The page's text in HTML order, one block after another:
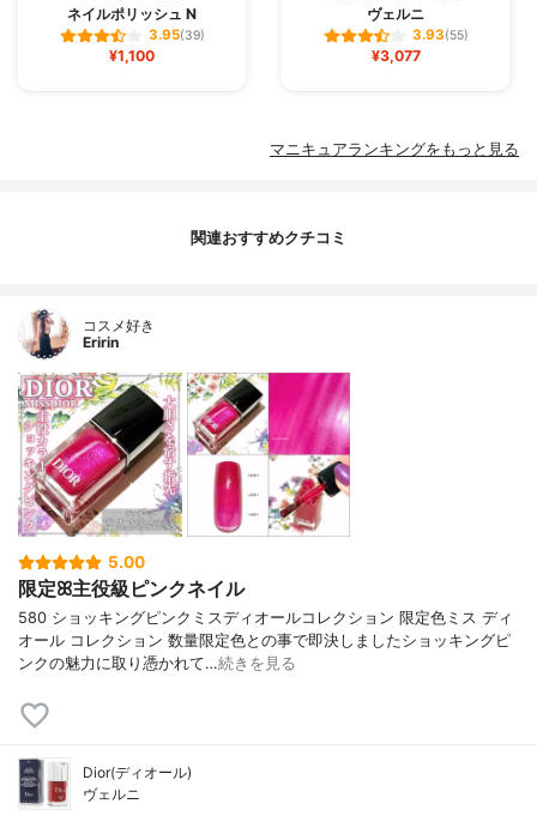
ネイルポリッシュ N
3.95(39)
¥1,100
ヴェルニ
3.93(55)
¥3,077
マニキュアランキングをもっと見る
関連おすすめクチコミ
コスメ好き
Eririn
5.00
限定ꕤ主役級ピンクネイル
580 ショッキングピンクミスディオールコレクション 限定色ミス ディ
オール コレクション 数量限定色との事で即決しましたショッキングピ
ンクの魅力に取り憑かれて…続きを見る
Dior(ディオール)
ヴェルニ